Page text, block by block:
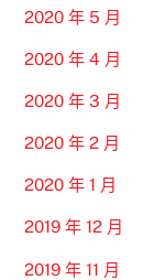
2020 年 5 月
2020 年 4 月
2020 年 3 月
2020 年 2 月
2020 年 1 月
2019 年 12 月
2019 年 11 月